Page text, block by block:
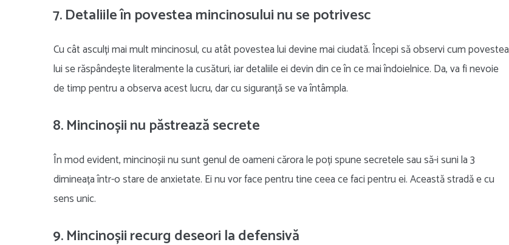
7. Detaliile în povestea mincinosului nu se potrivesc
Cu cât asculți mai mult mincinosul, cu atât povestea lui devine mai ciudată. Începi să observi cum povestea
lui se răspândește literalmente la cusături, iar detaliile ei devin din ce în ce mai îndoielnice. Da, va fi nevoie
de timp pentru a observa acest lucru, dar cu siguranță se va întâmpla.
8. Mincinoșii nu păstrează secrete
În mod evident, mincinoșii nu sunt genul de oameni cărora le poți spune secretele sau să-i suni la 3
dimineața într-o stare de anxietate. Ei nu vor face pentru tine ceea ce faci pentru ei. Această stradă e cu
sens unic.
9. Mincinoșii recurg deseori la defensivă